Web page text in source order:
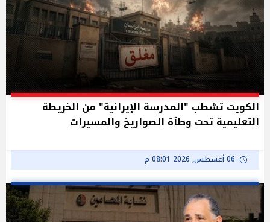
الكويت تشطب "المدرسة الإيرانية" من الخريطة
التعليمية تحت وطأة الصواريخ والمسيرات
06 أغسطس, 2026 08:01 م